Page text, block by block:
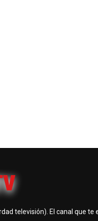
televisión). El canal que te